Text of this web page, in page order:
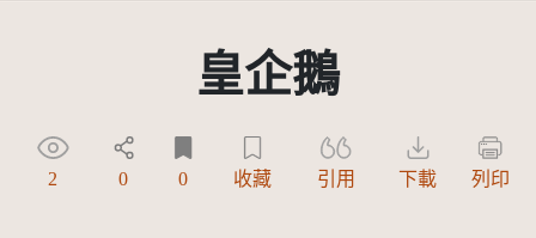
皇企鵝
2 0 0 收藏 引用 下載 列印